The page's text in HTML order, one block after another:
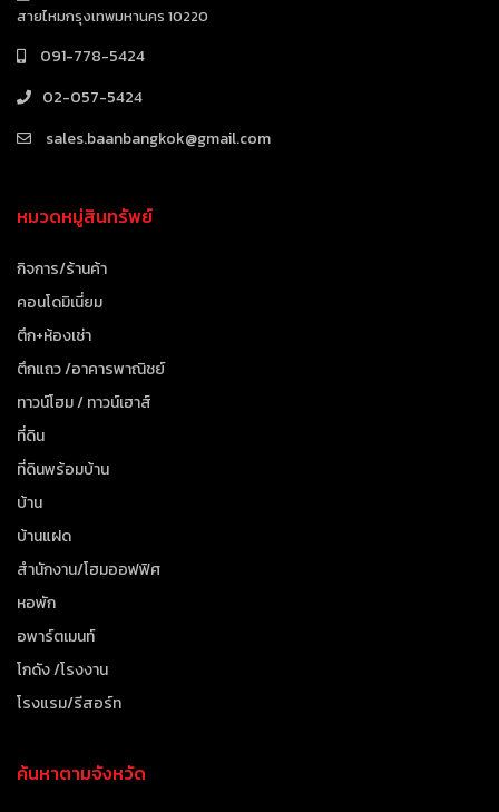
สายไหมกรุงเทพมหานคร 10220
091-778-5424
02-057-5424
sales.baanbangkok@gmail.com
หมวดหมู่สินทรัพย์
กิจการ/ร้านค้า
คอนโดมิเนี่ยม
ตึก+ห้องเช่า
ตึกแถว /อาคารพาณิชย์
ทาวน์โฮม / ทาวน์เฮาส์
ที่ดิน
ที่ดินพร้อมบ้าน
บ้าน
บ้านแฝด
สำนักงาน/โฮมออฟฟิศ
หอพัก
อพาร์ตเมนท์
โกดัง /โรงงาน
โรงแรม/รีสอร์ท
ค้นหาตามจังหวัด